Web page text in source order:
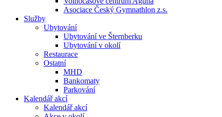
Asociace Český Gymnathlon z.s.
Služby
Ubytování
Ubytování ve Šternberku
Ubytování v okolí
Restaurace
Ostatní
MHD
Bankomaty
Parkování
Kalendář akcí
Kalendář akcí